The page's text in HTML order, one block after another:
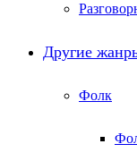
Другие
Фолк